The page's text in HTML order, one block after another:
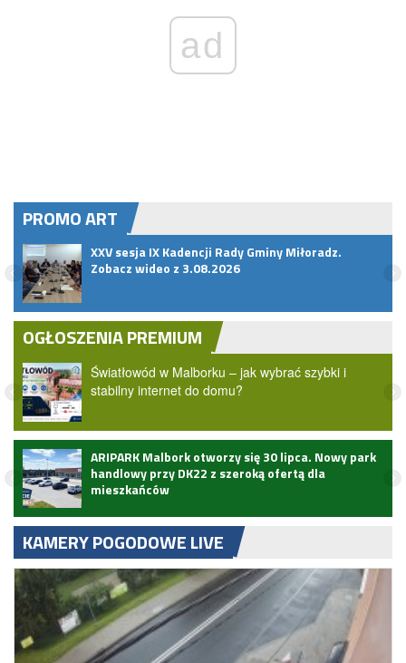
ad
PROMO ART
XXV sesja IX Kadencji Rady Gminy Miłoradz.
Zobacz wideo z 3.08.2026
OGŁOSZENIA PREMIUM
Światłowód w Malborku – jak wybrać szybki i
stabilny internet do domu?
ARIPARK Malbork otworzy się 30 lipca. Nowy park
handlowy przy DK22 z szeroką ofertą dla
mieszkańców
KAMERY POGODOWE LIVE